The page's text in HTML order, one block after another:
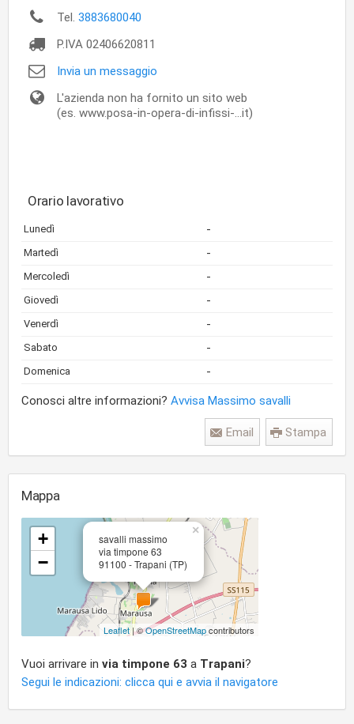
Tel. 3883680040
P.IVA 02406620811
Invia un messaggio
L'azienda non ha fornito un sito web
(es. www.posa-in-opera-di-infissi-...it)
Orario lavorativo
Lunedì -
Martedì -
Mercoledì -
Giovedì -
Venerdì -
Sabato -
Domenica -
Conosci altre informazioni? Avvisa Massimo savalli
Stampa
Email
Mappa
savalli massimo
via timpone 63
91100 - Trapani (TP)
×
+
−
Leaflet| ©OpenStreetMapcontributors
Vuoi arrivare in via timpone 63 a Trapani?
Segui le indicazioni: clicca qui e avvia il navigatore